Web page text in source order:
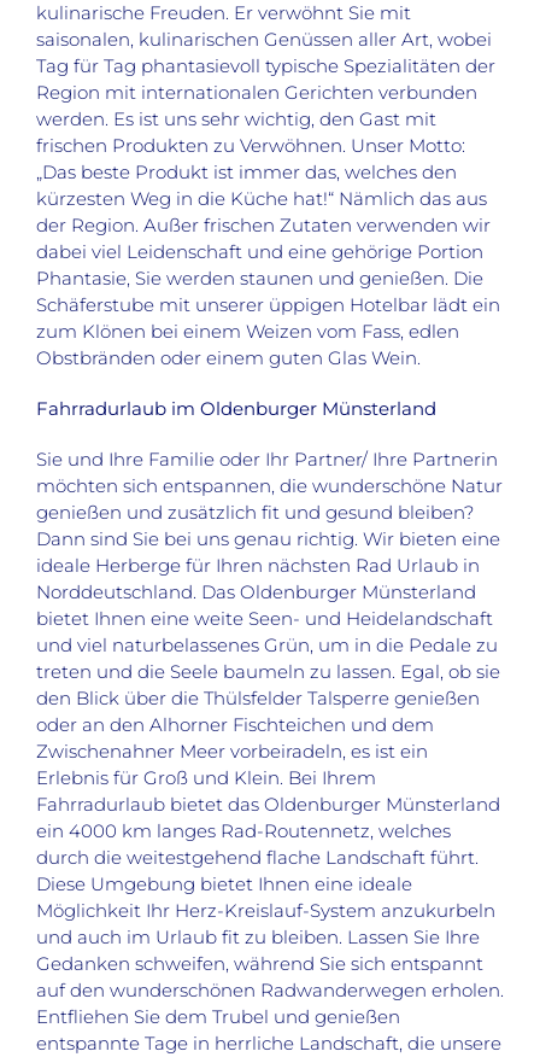
kulinarische Freuden. Er verwöhnt Sie mit
saisonalen, kulinarischen Genüssen aller Art, wobei
Tag für Tag phantasievoll typische Spezialitäten der
Region mit internationalen Gerichten verbunden
werden. Es ist uns sehr wichtig, den Gast mit
frischen Produkten zu Verwöhnen. Unser Motto:
„Das beste Produkt ist immer das, welches den
kürzesten Weg in die Küche hat!“ Nämlich das aus
der Region. Außer frischen Zutaten verwenden wir
dabei viel Leidenschaft und eine gehörige Portion
Phantasie, Sie werden staunen und genießen. Die
Schäferstube mit unserer üppigen Hotelbar lädt ein
zum Klönen bei einem Weizen vom Fass, edlen
Obstbränden oder einem guten Glas Wein.
Fahrradurlaub im Oldenburger Münsterland
Sie und Ihre Familie oder Ihr Partner/ Ihre Partnerin
möchten sich entspannen, die wunderschöne Natur
genießen und zusätzlich fit und gesund bleiben?
Dann sind Sie bei uns genau richtig. Wir bieten eine
ideale Herberge für Ihren nächsten Rad Urlaub in
Norddeutschland. Das Oldenburger Münsterland
bietet Ihnen eine weite Seen- und Heidelandschaft
und viel naturbelassenes Grün, um in die Pedale zu
treten und die Seele baumeln zu lassen. Egal, ob sie
den Blick über die Thülsfelder Talsperre genießen
oder an den Alhorner Fischteichen und dem
Zwischenahner Meer vorbeiradeln, es ist ein
Erlebnis für Groß und Klein. Bei Ihrem
Fahrradurlaub bietet das Oldenburger Münsterland
ein 4000 km langes Rad-Routennetz, welches
durch die weitestgehend flache Landschaft führt.
Diese Umgebung bietet Ihnen eine ideale
Möglichkeit Ihr Herz-Kreislauf-System anzukurbeln
und auch im Urlaub fit zu bleiben. Lassen Sie Ihre
Gedanken schweifen, während Sie sich entspannt
auf den wunderschönen Radwanderwegen erholen.
Entfliehen Sie dem Trubel und genießen
entspannte Tage in herrliche Landschaft, die unsere